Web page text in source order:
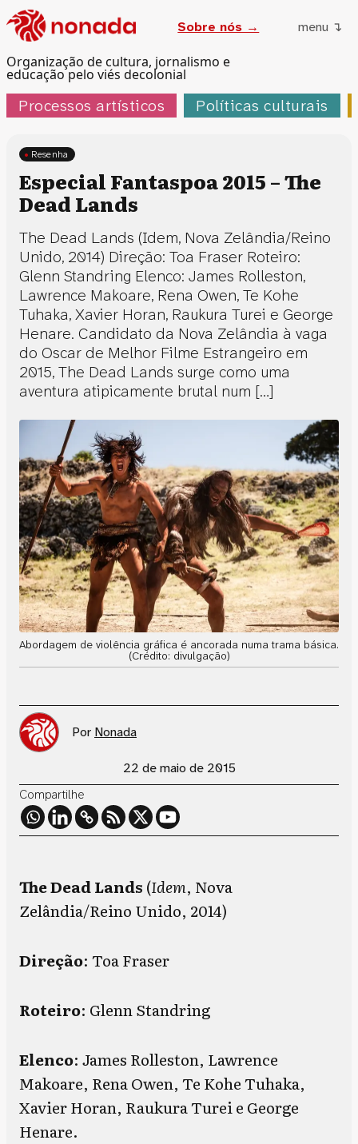
Organização de cultura, jornalismo e
educação pelo viés decolonial
Sobre nós → menu ↴
Processos artísticos Políticas culturais
Resenha
Especial Fantaspoa 2015 – The
Dead Lands
The Dead Lands (Idem, Nova Zelândia/Reino
Unido, 2014) Direção: Toa Fraser Roteiro:
Glenn Standring Elenco: James Rolleston,
Lawrence Makoare, Rena Owen, Te Kohe
Tuhaka, Xavier Horan, Raukura Turei e George
Henare. Candidato da Nova Zelândia à vaga
do Oscar de Melhor Filme Estrangeiro em
2015, The Dead Lands surge como uma
aventura atipicamente brutal num […]
Abordagem de violência gráfica é ancorada numa trama básica.
(Crédito: divulgação)
Por Nonada
22 de maio de 2015
Compartilhe
The Dead Lands (Idem, Nova
Zelândia/Reino Unido, 2014)
Direção: Toa Fraser
Roteiro: Glenn Standring
Elenco: James Rolleston, Lawrence
Makoare, Rena Owen, Te Kohe Tuhaka,
Xavier Horan, Raukura Turei e George
Henare.